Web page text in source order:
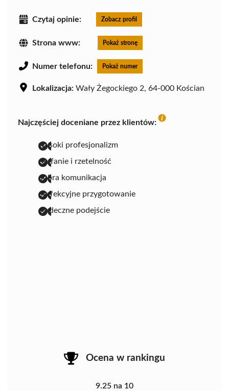
Czytaj opinie: Zobacz profil
Strona www: Pokaż stronę
Numer telefonu: Pokaż numer
Lokalizacja: Wały Żegockiego 2, 64-000 Kościan
Najczęściej doceniane przez klientów:
wysoki profesjonalizm
zaufanie i rzetelność
dobra komunikacja
perfekcyjne przygotowanie
serdeczne podejście
Ocena w rankingu
9.25 na 10